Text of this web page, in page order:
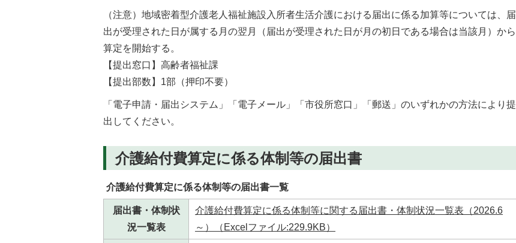
（注意）地域密着型介護老人福祉施設入所者生活介護における届出に係る加算等については、届
出が受理された日が属する月の翌月（届出が受理された日が月の初日である場合は当該月）から
算定を開始する。
【提出窓口】高齢者福祉課
【提出部数】1部（押印不要）
「電子申請・届出システム」「電子メール」「市役所窓口」「郵送」のいずれかの方法により提
出してください。
介護給付費算定に係る体制等の届出書
介護給付費算定に係る体制等の届出書一覧
届出書・体制状
況一覧表
介護給付費算定に係る体制等に関する届出書・体制状況一覧表（2026.6
～）（Excelファイル:229.9KB）